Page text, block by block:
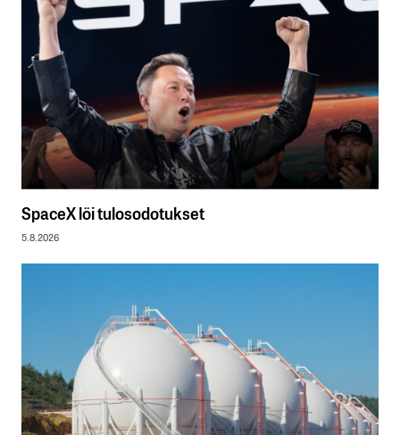
SpaceX löi tulosodotukset
5.8.2026